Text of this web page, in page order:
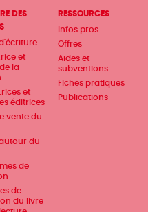
DES
et
la
et
éditrices
vente du
du
de
de
du livre
RESSOURCES
Infos pros
Offres
Aides et
subventions
Fiches pratiques
Publications